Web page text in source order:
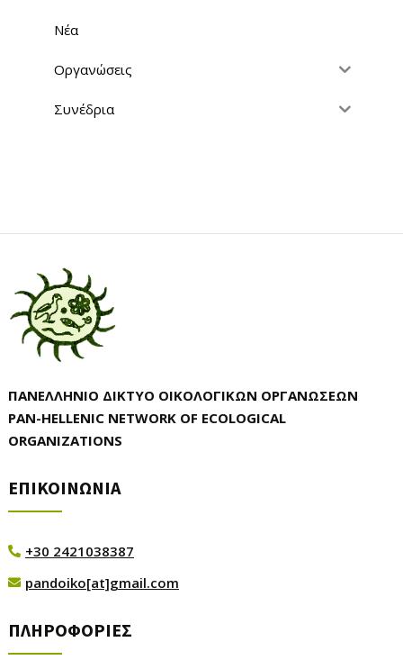
Νέα
Οργανώσεις
Συνέδρια
ΠΑΝΕΛΛΗΝΙΟ ΔΙΚΤΥΟ ΟΙΚΟΛΟΓΙΚΩΝ ΟΡΓΑΝΩΣΕΩΝ
PAN-HELLENIC NETWORK OF ECOLOGICAL
ORGANIZATIONS
ΕΠΙΚΟΙΝΩΝΙΑ
 +30 2421038387
 pandoiko[at]gmail.com
ΠΛΗΡΟΦΟΡΙΕΣ